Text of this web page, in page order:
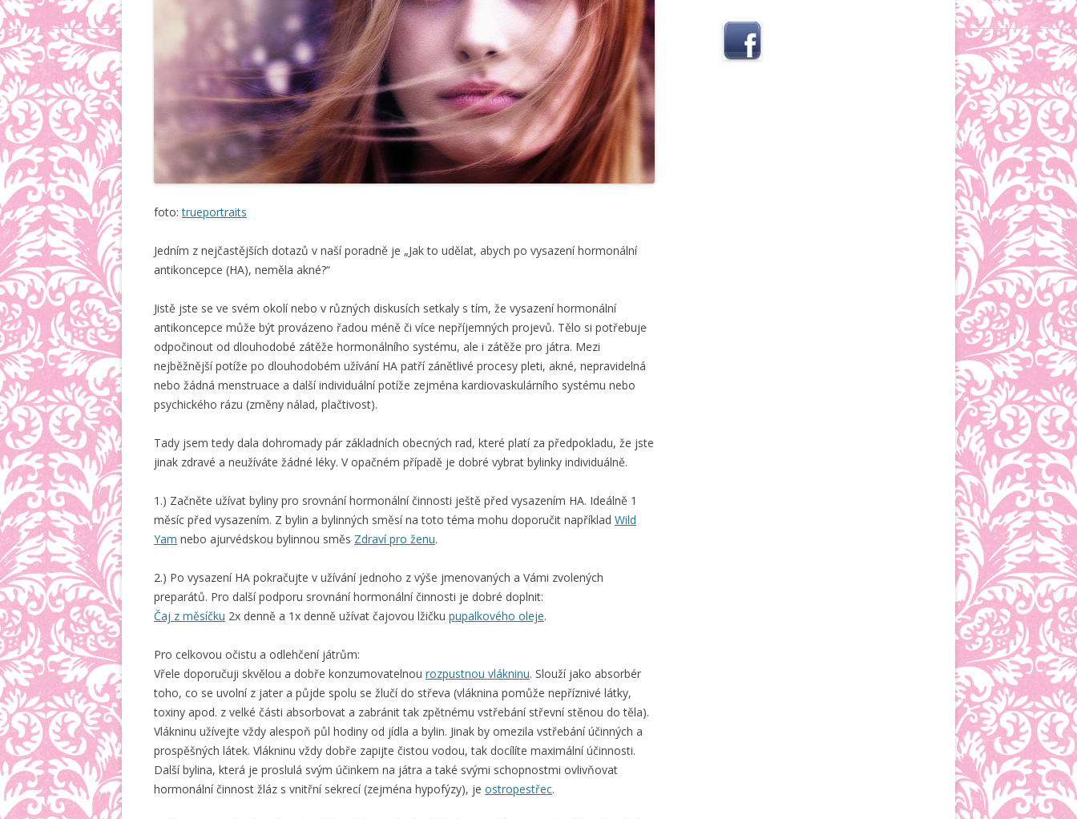
foto:trueportraits
Jedním z nejčastějších dotazů v naší poradně je „Jak to udělat, abych po vysazení hormonální
antikoncepce (HA), neměla akné?“
Jistě jste se ve svém okolí nebo v různých diskusích setkaly s tím, že vysazení hormonální
antikoncepce může být provázeno řadou méně či více nepříjemných projevů. Tělo si potřebuje
odpočinout od dlouhodobé zátěže hormonálního systému, ale i zátěže pro játra. Mezi
nejběžnější potíže po dlouhodobém užívání HA patří zánětlivé procesy pleti, akné, nepravidelná
nebo žádná menstruace a další individuální potíže zejména kardiovaskulárního systému nebo
psychického rázu (změny nálad, plačtivost).
Tady jsem tedy dala dohromady pár základních obecných rad, které platí za předpokladu, že jste
jinak zdravé a neužíváte žádné léky. V opačném případě je dobré vybrat bylinky individuálně.
1.) Začněte užívat byliny pro srovnání hormonální činnosti ještě před vysazením HA. Ideálně 1
měsíc před vysazením. Z bylin a bylinných směsí na toto téma mohu doporučit například Wild
Yam nebo ajurvédskou bylinnou směs Zdraví pro ženu.
2.) Po vysazení HA pokračujte v užívání jednoho z výše jmenovaných a Vámi zvolených
preparátů. Pro další podporu srovnání hormonální činnosti je dobré doplnit:
Čaj z měsíčku 2x denně a 1x denně užívat čajovou lžičku pupalkového oleje.
Pro celkovou očistu a odlehčení játrům:
Vřele doporučuji skvělou a dobře konzumovatelnou rozpustnou vlákninu. Slouží jako absorbér
toho, co se uvolní z jater a půjde spolu se žlučí do střeva (vláknina pomůže nepříznivé látky,
toxiny apod. z velké části absorbovat a zabránit tak zpětnému vstřebání střevní stěnou do těla).
Vlákninu užívejte vždy alespoň půl hodiny od jídla a bylin. Jinak by omezila vstřebání účinných a
prospěšných látek. Vlákninu vždy dobře zapijte čistou vodou, tak docílíte maximální účinnosti.
Další bylina, která je proslulá svým účinkem na játra a také svými schopnostmi ovlivňovat
hormonální činnost žláz s vnitřní sekrecí (zejména hypofýzy), je ostropestřec.